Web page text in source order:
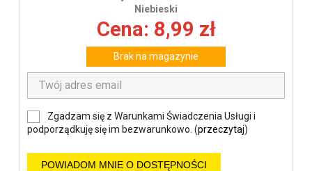
Niebieski
Cena: 8,99 zł
Brak na magazynie
Zgadzam się z Warunkami Świadczenia Usługi i
podporządkuję się im bezwarunkowo. (przeczytaj)
POWIADOM MNIE O DOSTĘPNOŚCI